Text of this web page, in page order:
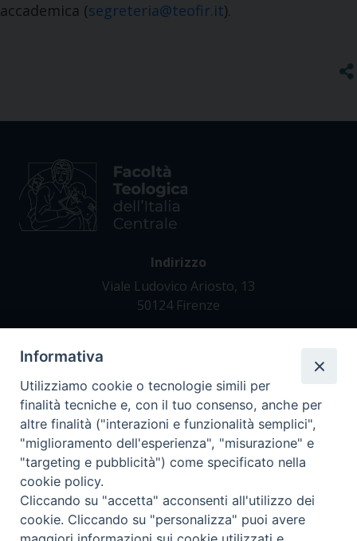
accademica (segreteria@teofir.it).
Indirizzo
Viale Ludovico Ariosto, 13
50124 Firenze
Tel. +39 055 42 82 21
segreteria@teofir.it
www.teofir.it
Informativa
Utilizziamo cookie o tecnologie simili per
finalità tecniche e, con il tuo consenso, anche per
altre finalità ("interazioni e funzionalità semplici",
"miglioramento dell'esperienza", "misurazione" e
"targeting e pubblicità") come specificato nella
cookie policy.
Cliccando su "accetta" acconsenti all'utilizzo dei
cookie. Cliccando su "personalizza" puoi avere